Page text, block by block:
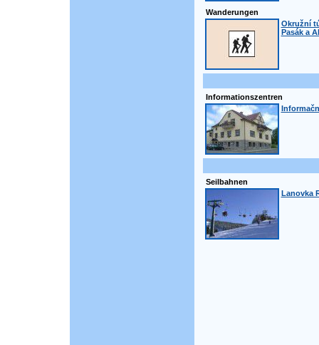
Wanderungen
Okružní
Pasák a
Informationszentren
Seilbahnen
Lanovka